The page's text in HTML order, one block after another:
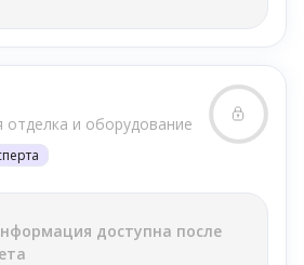
отделка и оборудование
доступна после